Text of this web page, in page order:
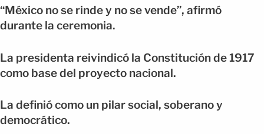
“México no se rinde y no se vende”, afirmó
durante la ceremonia.
La presidenta reivindicó la Constitución de 1917
como base del proyecto nacional.
La definió como un pilar social, soberano y
democrático.